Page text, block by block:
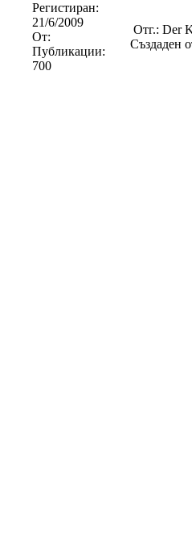
Регистиран:
21/6/2009
От:
Публикации:
700
Отг.: Der
Създаден